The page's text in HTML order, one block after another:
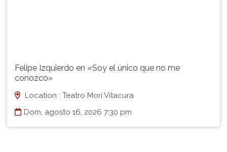
Felipe Izquierdo en «Soy el único que no me
conozco»
Location : Teatro Mori Vitacura
Dom, agosto 16, 2026 7:30 pm